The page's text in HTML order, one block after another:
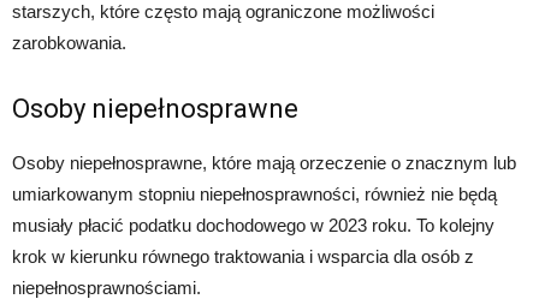
starszych, które często mają ograniczone możliwości
zarobkowania.
Osoby niepełnosprawne
Osoby niepełnosprawne, które mają orzeczenie o znacznym lub
umiarkowanym stopniu niepełnosprawności, również nie będą
musiały płacić podatku dochodowego w 2023 roku. To kolejny
krok w kierunku równego traktowania i wsparcia dla osób z
niepełnosprawnościami.